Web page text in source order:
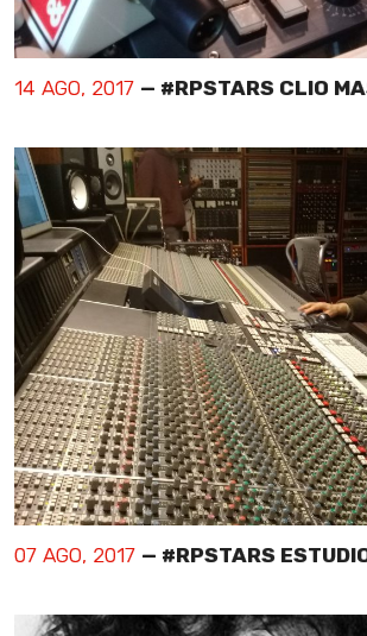
14 AGO, 2017 — #RPSTARS CLIO
07 AGO, 2017 — #RPSTARS